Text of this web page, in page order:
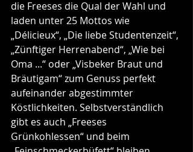
die Freeses die Qual der Wahl und
laden unter 25 Mottos wie
„Délicieux“, „Die liebe Studentenzeit“,
„Zünftiger Herrenabend“, „Wie bei
Oma ...“ oder „Visbeker Braut und
Bräutigam“ zum Genuss perfekt
aufeinander abgestimmter
Köstlichkeiten. Selbstverständlich
gibt es auch „Freeses
Grünkohlessen“ und beim